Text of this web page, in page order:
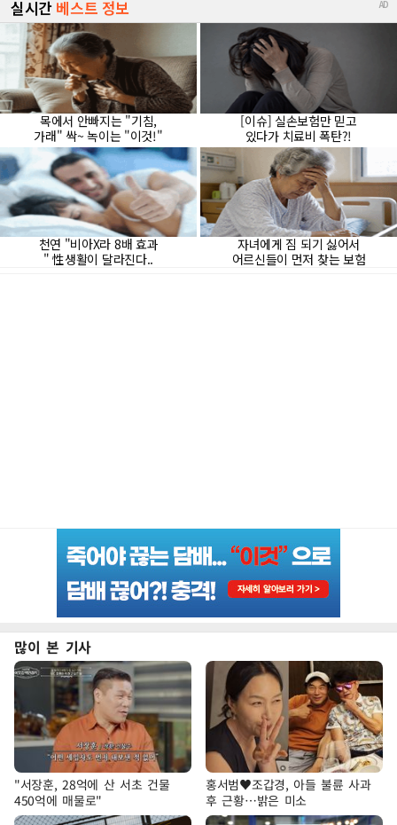
많이 본 기사
"서장훈, 28억에 산 서초 건물
450억에 매물로"
홍서범♥조갑경, 아들 불륜 사과
후 근황…밝은 미소